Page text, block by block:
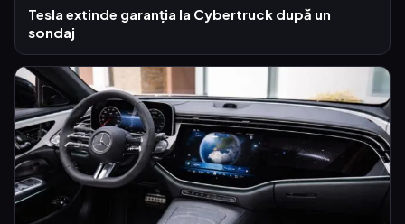
Tesla extinde garanția la Cybertruck după un
sondaj